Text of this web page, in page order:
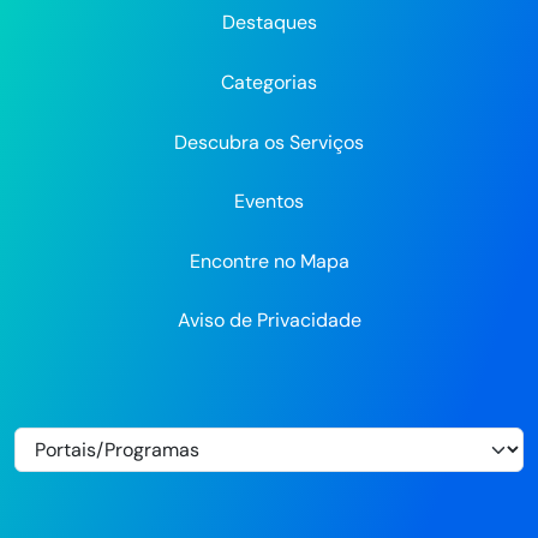
do
Destaques
Categorias
Descubra os Serviços
Eventos
Encontre no Mapa
Aviso de Privacidade